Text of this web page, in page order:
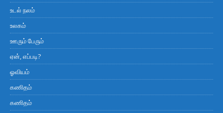
உடல் நலம்
உலகம்
ஊரும் பேரும்
ஏன், எப்படி?
ஓவியம்
கணிதம்
கணிதம்